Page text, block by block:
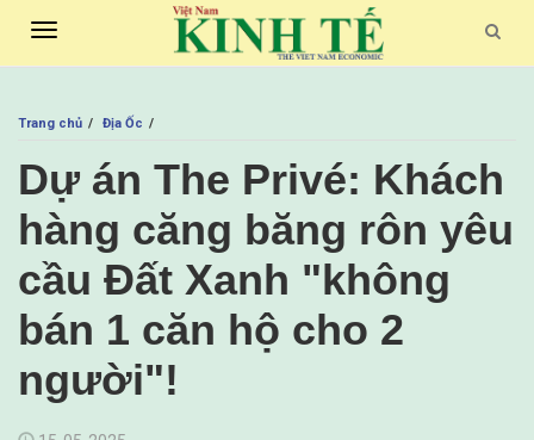
Toggle
Trang chủ Địa Ốc
Dự án The Privé: Khách
hàng căng băng rôn yêu
cầu Đất Xanh "không
bán 1 căn hộ cho 2
người"!